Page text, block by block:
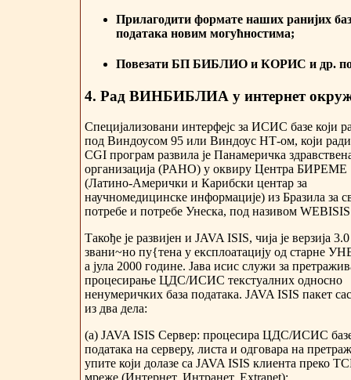
Прилагодити формате наших ранијих
података новим могућностима;
Повезати БП БИБЛИО и КОРИС и др.
4. Рад ВИНБИБЛИА у интернет
Специјализовани интерфејс за ИСИС базе који
под Виндоусом 95 или Виндоус НТ-ом, који
CGI програм развила је Панамеричка
организација (PAHO) у оквиру Центра БИРЕМЕ
(Латино-Амерички и Карибски центар за
научномедицинске информације) из Бразила за
потребе и потребе Унеска, под називом
Такође је развијен и JAVA ISIS, чија је верзија 3.0
звани~но пу{тена у експлоатацију од старне
а јула 2000 године. Јава исис служи за
процесирање ЦДС/ИСИС текстуалних односно
ненумеричких база података. JAVA ISIS пакет
из два дела:
(а) JAVA ISIS Сервер: процесира ЦДС/ИСИС
података на серверу, листа и одговара на
упите који долазе са JAVA ISIS клиента преко
мреже (Интернет, Интранет, Extranet);